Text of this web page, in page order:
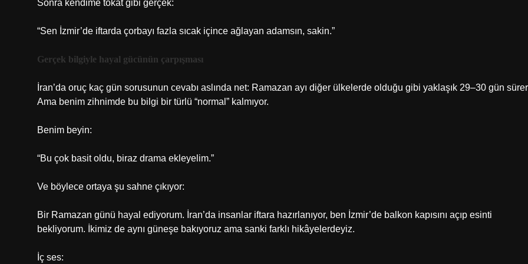
Sonra kendime tokat gibi gerçek:
“Sen İzmir’de iftarda çorbayı fazla sıcak içince ağlayan adamsın, sakin.”
Gerçek bilgiyle hayal gücünün çarpışması
İran’da oruç kaç gün sorusunun cevabı aslında net: Ramazan ayı diğer ülkelerde olduğu gibi yaklaşık 29–30 gün
Ama benim zihnimde bu bilgi bir türlü “normal” kalmıyor.
Benim beyin:
“Bu çok basit oldu, biraz drama ekleyelim.”
Ve böylece ortaya şu sahne çıkıyor:
Bir Ramazan günü hayal ediyorum. İran’da insanlar iftara hazırlanıyor, ben İzmir’de balkon kapısını açıp esinti
bekliyorum. İkimiz de aynı güneşe bakıyoruz ama sanki farklı hikâyelerdeyiz.
İç ses: